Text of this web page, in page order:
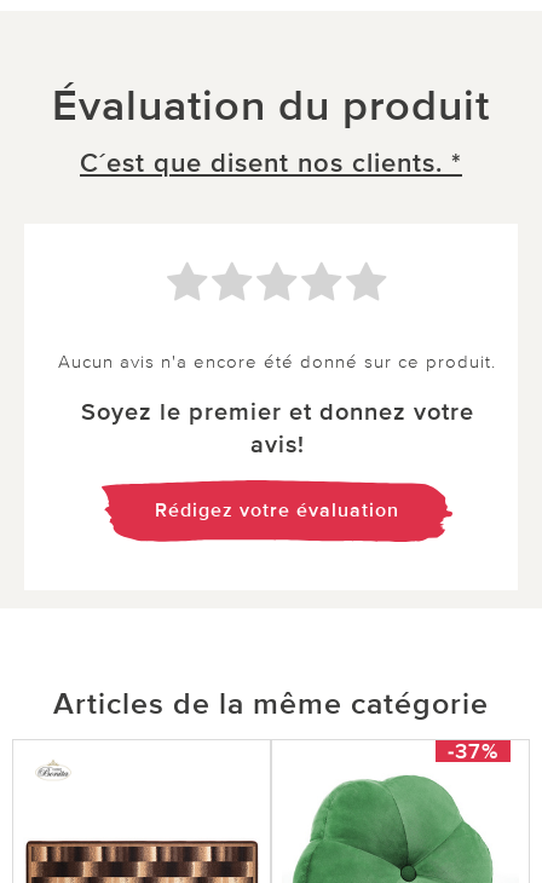
Évaluation du produit
C´est que disent nos clients. *
Aucun avis n'a encore été donné sur ce produit.
Soyez le premier et donnez votre
avis!
Rédigez votre évaluation
Articles de la même catégorie
-37%